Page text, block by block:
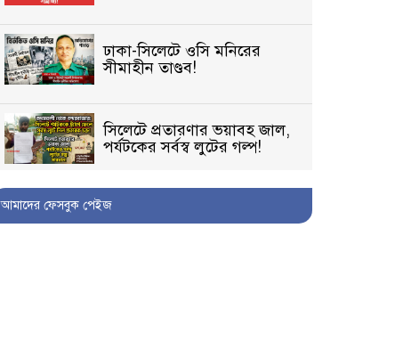
ঢাকা-সিলেটে ওসি মনিরের
সীমাহীন তাণ্ডব!
সিলেটে প্রতারণার ভয়াবহ জাল,
পর্যটকের সর্বস্ব লুটের গল্প!
বিআইডিসি’তে ১৫ বছরের
দখলদারিত্ব বজায় রাখতে মরিয়া
আমাদের ফেসবুক পেইজ